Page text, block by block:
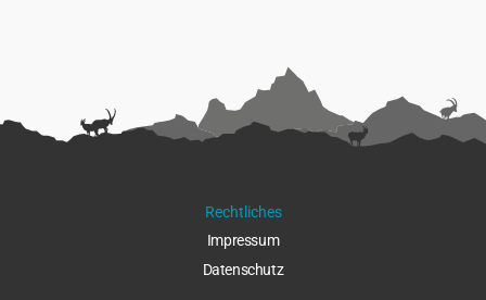
Rechtliches
Impressum
Datenschutz